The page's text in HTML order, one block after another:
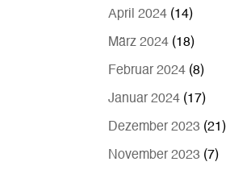
April 2024 (14)
März 2024 (18)
Februar 2024 (8)
Januar 2024 (17)
Dezember 2023 (21)
November 2023 (7)